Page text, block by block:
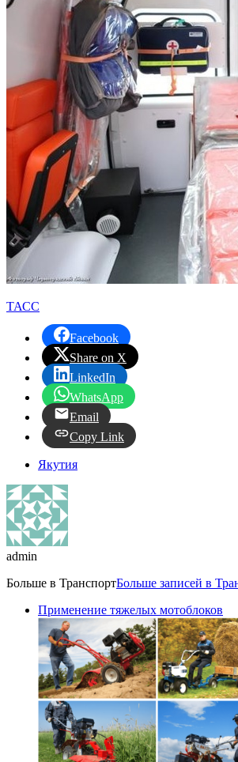
ТАСС
Facebook
Share on X
LinkedIn
WhatsApp
Email
Copy Link
Якутия
admin
Больше в ТранспортБольше записей в
Применение тяжелых мотоблоков